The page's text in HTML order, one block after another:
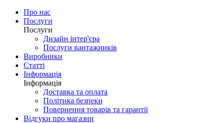
Про нас
Послуги
Послуги
Дизайн інтер'єра
Послуги вантажників
Виробники
Статті
Інформація
Інформація
Доставка та оплата
Політика безпеки
Повернення товарів та гарантії
Відгуки про магазин